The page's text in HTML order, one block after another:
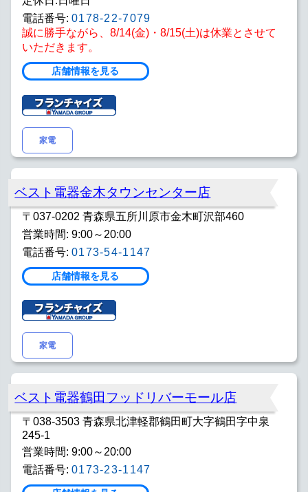
電話番号: 0178-22-7079
誠に勝手ながら、8/14(金)・8/15(土)は休業とさせて
いただきます。
店舗情報を見る
家電
ベスト電器金木タウンセンター店
〒037-0202 青森県五所川原市金木町沢部460
営業時間: 9:00～20:00
電話番号: 0173-54-1147
店舗情報を見る
家電
ベスト電器鶴田フッドリバーモール店
〒038-3503 青森県北津軽郡鶴田町大字鶴田字中泉
245-1
営業時間: 9:00～20:00
電話番号: 0173-23-1147